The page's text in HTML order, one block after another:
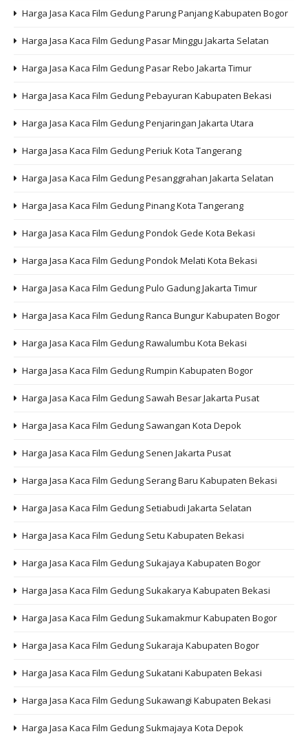
Harga Jasa Kaca Film Gedung Parung Panjang Kabupaten Bogor
Harga Jasa Kaca Film Gedung Pasar Minggu Jakarta Selatan
Harga Jasa Kaca Film Gedung Pasar Rebo Jakarta Timur
Harga Jasa Kaca Film Gedung Pebayuran Kabupaten Bekasi
Harga Jasa Kaca Film Gedung Penjaringan Jakarta Utara
Harga Jasa Kaca Film Gedung Periuk Kota Tangerang
Harga Jasa Kaca Film Gedung Pesanggrahan Jakarta Selatan
Harga Jasa Kaca Film Gedung Pinang Kota Tangerang
Harga Jasa Kaca Film Gedung Pondok Gede Kota Bekasi
Harga Jasa Kaca Film Gedung Pondok Melati Kota Bekasi
Harga Jasa Kaca Film Gedung Pulo Gadung Jakarta Timur
Harga Jasa Kaca Film Gedung Ranca Bungur Kabupaten Bogor
Harga Jasa Kaca Film Gedung Rawalumbu Kota Bekasi
Harga Jasa Kaca Film Gedung Rumpin Kabupaten Bogor
Harga Jasa Kaca Film Gedung Sawah Besar Jakarta Pusat
Harga Jasa Kaca Film Gedung Sawangan Kota Depok
Harga Jasa Kaca Film Gedung Senen Jakarta Pusat
Harga Jasa Kaca Film Gedung Serang Baru Kabupaten Bekasi
Harga Jasa Kaca Film Gedung Setiabudi Jakarta Selatan
Harga Jasa Kaca Film Gedung Setu Kabupaten Bekasi
Harga Jasa Kaca Film Gedung Sukajaya Kabupaten Bogor
Harga Jasa Kaca Film Gedung Sukakarya Kabupaten Bekasi
Harga Jasa Kaca Film Gedung Sukamakmur Kabupaten Bogor
Harga Jasa Kaca Film Gedung Sukaraja Kabupaten Bogor
Harga Jasa Kaca Film Gedung Sukatani Kabupaten Bekasi
Harga Jasa Kaca Film Gedung Sukawangi Kabupaten Bekasi
Harga Jasa Kaca Film Gedung Sukmajaya Kota Depok